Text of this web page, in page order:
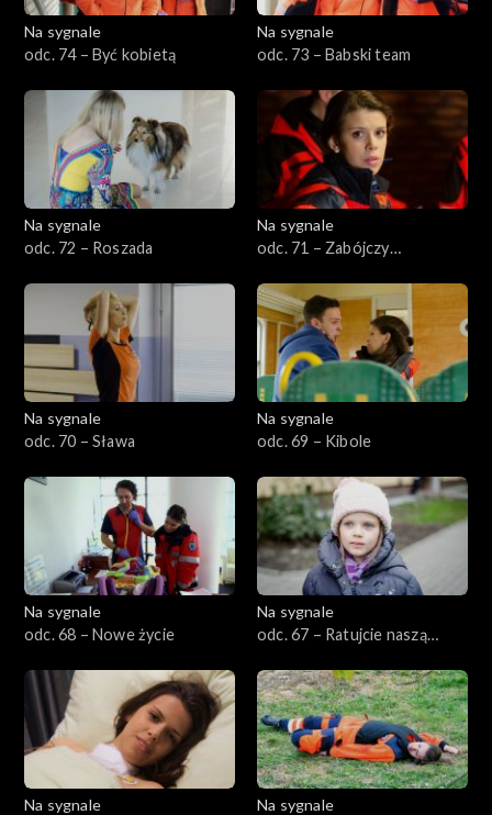
Na sygnale
odc. 74 – Być kobietą
Na sygnale
odc. 73 – Babski team
Na sygnale
odc. 72 – Roszada
Na sygnale
odc. 71 – Zabójczy
Na sygnale
odc. 70 – Sława
Na sygnale
odc. 69 – Kibole
Na sygnale
odc. 68 – Nowe życie
Na sygnale
odc. 67 – Ratujcie naszą
Na sygnale
Na sygnale